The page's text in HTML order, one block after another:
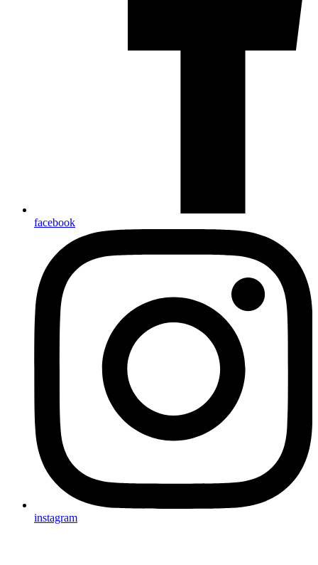
facebook
instagram